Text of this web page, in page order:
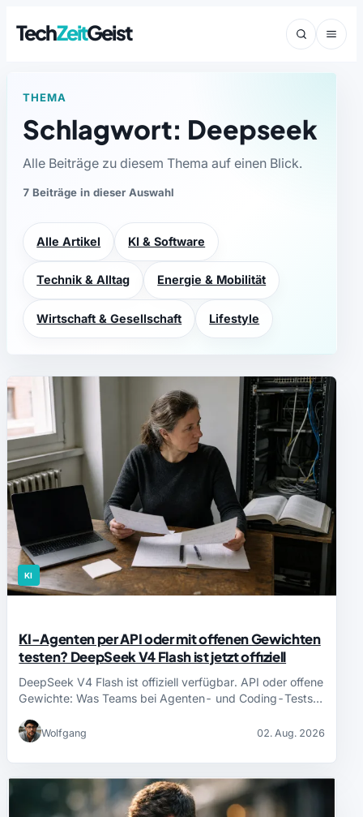
TechZeitGeist
THEMA
Schlagwort: Deepseek
Alle Beiträge zu diesem Thema auf einen Blick.
7 Beiträge in dieser Auswahl
Alle Artikel KI & Software
Technik & Alltag Energie & Mobilität
Wirtschaft & Gesellschaft Lifestyle
KI
KI-Agenten per API oder mit offenen Gewichten
testen? DeepSeek V4 Flash ist jetzt offiziell
DeepSeek V4 Flash ist offiziell verfügbar. API oder offene
Gewichte: Was Teams bei Agenten- und Coding-Tests…
Wolfgang 02. Aug. 2026